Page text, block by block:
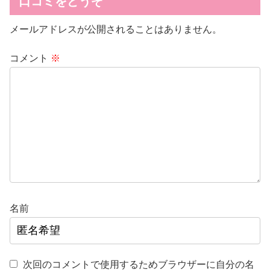
メールアドレスが公開されることはありません。
コメント ※
名前
次回のコメントで使用するためブラウザーに自分の名